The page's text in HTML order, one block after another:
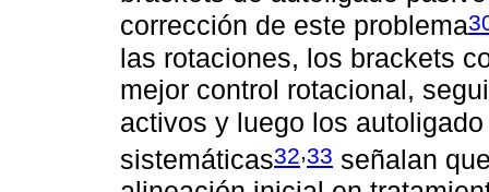
corrección de este problema
las rotaciones, los brackets
mejor control rotacional,
activos y luego los
sistemáticas32,33 señalan